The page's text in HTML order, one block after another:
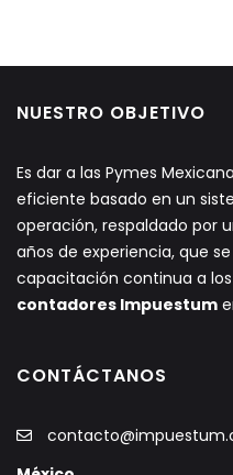
NUESTRO OBJETIVO
Es dar a las Pymes
eficiente basado en un
operación, respaldado por
años de experiencia, que
capacitación continua a
contadores Impuestum
CONTÁCTANOS